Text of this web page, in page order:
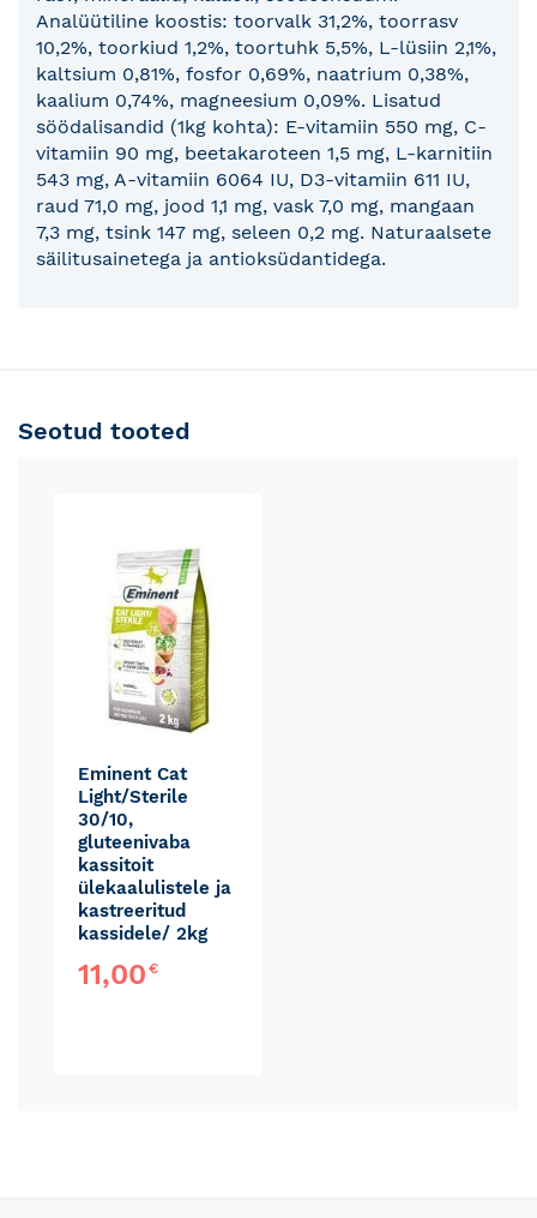
Analüütiline koostis: toorvalk 31,2%, toorrasv
10,2%, toorkiud 1,2%, toortuhk 5,5%, L-lüsiin 2,1%,
kaltsium 0,81%, fosfor 0,69%, naatrium 0,38%,
kaalium 0,74%, magneesium 0,09%. Lisatud
söödalisandid (1kg kohta): E-vitamiin 550 mg, C-
vitamiin 90 mg, beetakaroteen 1,5 mg, L-karnitiin
543 mg, A-vitamiin 6064 IU, D3-vitamiin 611 IU,
raud 71,0 mg, jood 1,1 mg, vask 7,0 mg, mangaan
7,3 mg, tsink 147 mg, seleen 0,2 mg. Naturaalsete
säilitusainetega ja antioksüdantidega.
Seotud tooted
Eminent Cat
Light/Sterile
30/10,
gluteenivaba
kassitoit
ülekaalulistele ja
kastreeritud
kassidele/ 2kg
11,00€